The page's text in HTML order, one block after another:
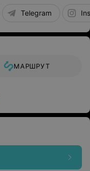
Telegram
МАРШРУТ